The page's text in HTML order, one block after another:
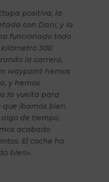
positiva, la
con Dani, y la
funcionado todo
300
la carrera,
waypoint hemos
y hemos
la vuelta para
que íbamos bien.
de tiempo,
acabado
El coche ha
bien».